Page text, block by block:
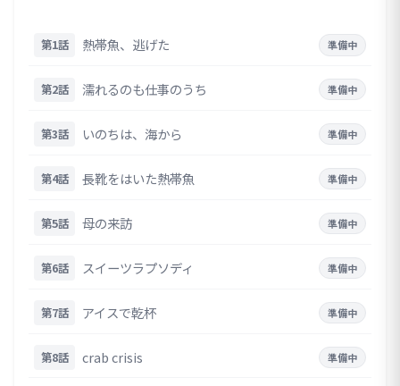
第1話 熱帯魚、逃げた 準備中
第2話 濡れるのも仕事のうち 準備中
第3話 いのちは、海から 準備中
第4話 長靴をはいた熱帯魚 準備中
第5話 母の来訪 準備中
第6話 スイーツラプソディ 準備中
第7話 アイスで乾杯 準備中
第8話 crab crisis 準備中